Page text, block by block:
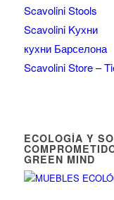
Scavolini Stools
Scavolini Kухни
кухни Барселона
Scavolini Store –
ECOLOGÍA Y
GREEN MIND